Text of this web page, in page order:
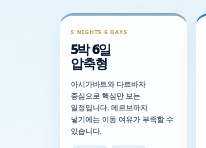
5 NIGHTS 6 DAYS
5박 6일
압축형
아시가바트와 다르바자
중심으로 핵심만 보는
일정입니다. 메르브까지
넣기에는 이동 여유가 부족할 수
있습니다.